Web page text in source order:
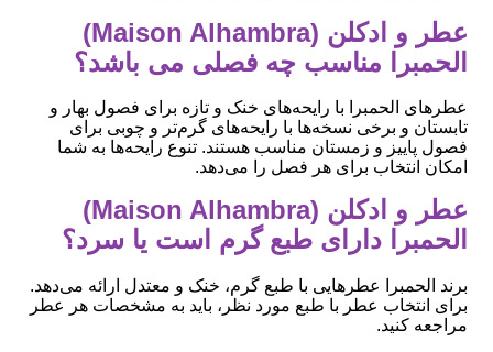
عطر و ادکلن (Maison Alhambra)
الحمبرا مناسب چه فصلی می باشد؟
عطرهای الحمبرا با رایحه‌های خنک و تازه برای فصول بهار و
تابستان و برخی نسخه‌ها با رایحه‌های گرم‌تر و چوبی برای
فصول پاییز و زمستان مناسب هستند. تنوع رایحه‌ها به شما
امکان انتخاب برای هر فصل را می‌دهد.
عطر و ادکلن (Maison Alhambra)
الحمبرا دارای طبع گرم است یا سرد؟
برند الحمبرا عطرهایی با طبع گرم، خنک و معتدل ارائه می‌دهد.
برای انتخاب عطر با طبع مورد نظر، باید به مشخصات هر عطر
مراجعه کنید.